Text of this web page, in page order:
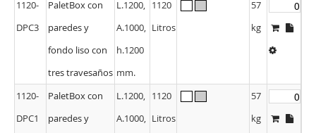
1120-
DPC3
PaletBox con
paredes y
fondo liso con
tres travesaños
L.1200,
A.1000,
h.1200
mm.
1120
Litros
57
kg
1120-
DPC1
PaletBox con
paredes y
L.1200,
A.1000,
1120
Litros
57
kg